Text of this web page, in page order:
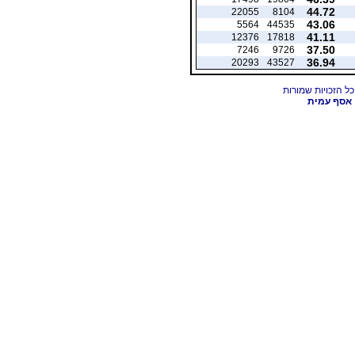
44.72
8104
22055
43.06
44535
5564
41.11
17818
12376
37.50
9726
7246
36.94
43527
20293
אסף עמית